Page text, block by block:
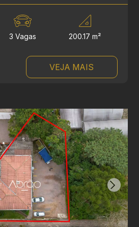
3 Vagas 200.17 m²
VEJA MAIS